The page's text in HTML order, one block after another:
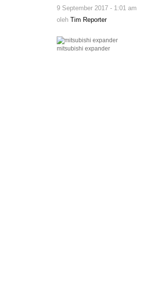
9 September 2017 - 1:01 am
oleh Tim Reporter
mitsubishi expander